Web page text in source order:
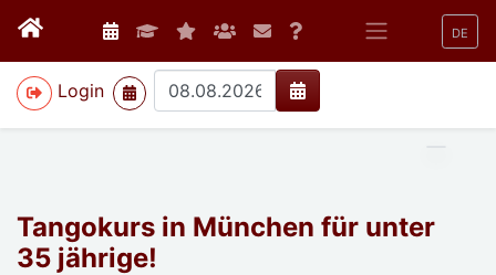
DE
Login
>
Tangokurs in München für unter
35 jährige!